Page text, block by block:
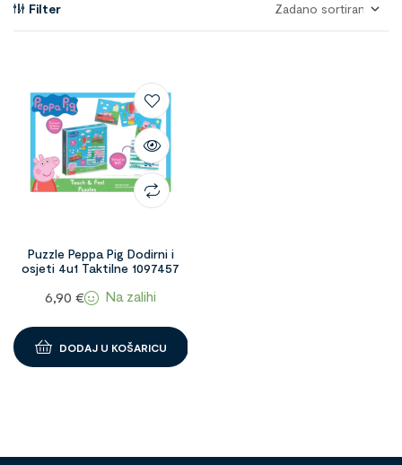
Filter
Puzzle Peppa Pig Dodirni i
osjeti 4u1 Taktilne 1097457
6,90 € Na zalihi
DODAJ U KOŠARICU